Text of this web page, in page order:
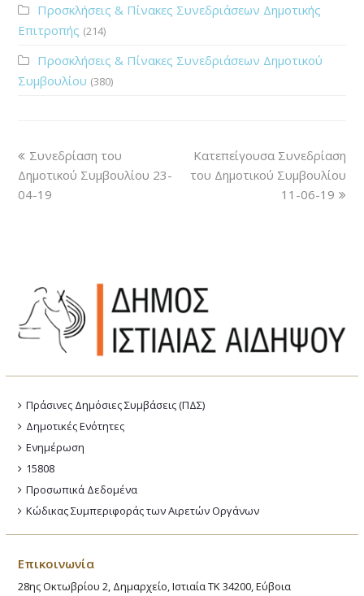
Προσκλήσεις & Πίνακες Συνεδριάσεων Δημοτικής
Επιτροπής (214)
Προσκλήσεις & Πίνακες Συνεδριάσεων Δημοτικού
Συμβουλίου (380)
Συνεδρίαση του
Δημοτικού Συμβουλίου 23-
04-19
Κατεπείγουσα Συνεδρίαση
του Δημοτικού Συμβουλίου
11-06-19
Πράσινες Δημόσιες Συμβάσεις (ΠΔΣ)
Δημοτικές Ενότητες
Ενημέρωση
15808
Προσωπικά Δεδομένα
Κώδικας Συμπεριφοράς των Αιρετών Οργάνων
Επικοινωνία
28ης Οκτωβρίου 2, Δημαρχείο, Ιστιαία ΤΚ 34200, Εύβοια